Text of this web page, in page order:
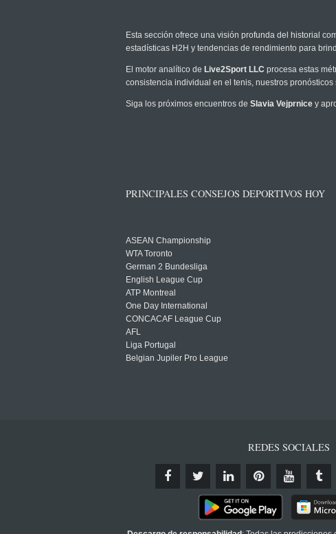
Esta sección ofrece una visión profunda del historial
estadísticas H2H y tendencias de rendimiento para
El motor analítico de Live2Sport LLC procesa estas
consistencia individual en el tenis, nuestros
Siga los próximos encuentros de Slavia Vejprnice y
PRINCIPALES CONSEJOS DEPORTIVOS HOY
ASEAN Championship
WTA Toronto
German 2 Bundesliga
English League Cup
ATP Montreal
One Day International
CONCACAF League Cup
AFL
Liga Portugal
Belgian Jupiler Pro League
REDES SOCIALES